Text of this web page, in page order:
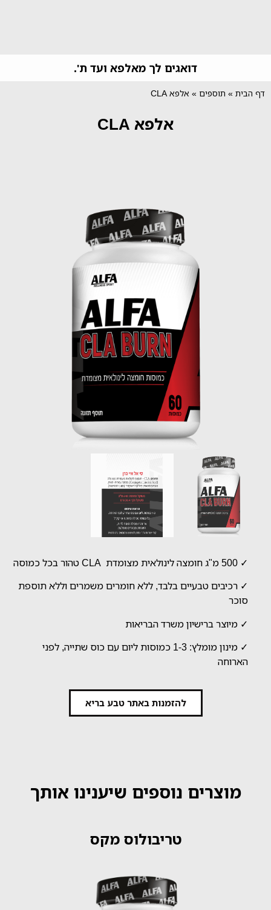
דואגים לך מאלפא ועד ת'.
דף הבית » תוספים » אלפא CLA
אלפא CLA
✓ 500 מ"ג חומצה לינולאית מצומדת CLA טהור בכל כמוסה
✓ רכיבים טבעיים בלבד, ללא חומרים משמרים וללא תוספת
סוכר
✓ מיוצר ברישיון משרד הבריאות
✓ מינון מומלץ: 1-3 כמוסות ליום עם כוס שתייה, לפני
הארוחה
להזמנות באתר טבע בריא
מוצרים נוספים שיענינו אותך
טריבולוס מקס